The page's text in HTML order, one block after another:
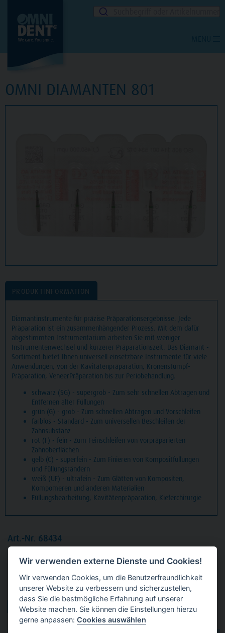
Art.-Nr. 68434
Packung
ISO 012
Produktvarianten:
OMNI DIAMANTEN 801
PRODUKTINFORMATION
Diamantinstrumente für präzise Präparationsergebnisse. Jede
Präparation ist ein zusammenhängender Prozess. Mit dem dafür
abgestimmten Instrumentarium arbeiten Sie mit weniger
Instrumentenwechsel und kürzerer Präparationszeit. Das Diamant -
Sortiment bietet Ihnen universell einsetzbare Instrumente für viele
Anwendungen, von der Kavitätenpräparation, Kronenstumpf-
Präparation, VeneerPräparation bis zur Periobehandlung.
schwarz (SG) - supergrob - Zum sehr schnellen Abtragen und
Entfernen alter Füllungen
grün (G) - grob - Zum schnellen Abtragen und Vorschleifen
farblos - Standard - Zum universellen Beschleifen der
Zahnsubstanz
rot (F) - fein - Zum Feinschleifen von vorpräparierten
Zahnoberflächen
gelb (C) - superfein - Zum Finieren von Kompositfüllungen
und Füllungsrändern
weiß (UF) - ultrafein - Zum Glätten von Kompositen,
Kompomeren und anderen Materialien
Füllungsbearbeitung, Kavitätenpräparation, Kieferchirurgie
Wir verwenden externe Dienste und Cookies!
Wir verwenden Cookies, um die Benutzerfreundlichkeit
unserer Website zu verbessern und sicherzustellen,
dass Sie die bestmögliche Erfahrung auf unserer
Website machen. Sie können die Einstellungen hierzu
gerne anpassen:Cookies auswählen